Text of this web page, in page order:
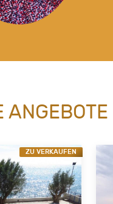
ANGEBOTE
ZU VERKAUFEN